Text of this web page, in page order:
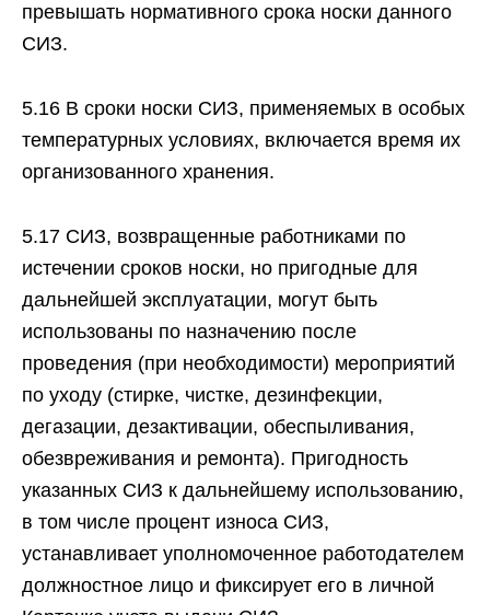
превышать нормативного срока носки данного
СИЗ.
5.16 В сроки носки СИЗ, применяемых в особых
температурных условиях, включается время их
организованного хранения.
5.17 СИЗ, возвращенные работниками по
истечении сроков носки, но пригодные для
дальнейшей эксплуатации, могут быть
использованы по назначению после
проведения (при необходимости) мероприятий
по уходу (стирке, чистке, дезинфекции,
дегазации, дезактивации, обеспыливания,
обезвреживания и ремонта). Пригодность
указанных СИЗ к дальнейшему использованию,
в том числе процент износа СИЗ,
устанавливает уполномоченное работодателем
должностное лицо и фиксирует его в личной